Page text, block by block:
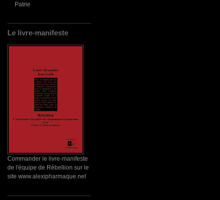
Patrie
Le livre-manifeste
Commander le livre-manifeste
de l'équipe de Rébellion sur le
site www.alexipharmaque.net